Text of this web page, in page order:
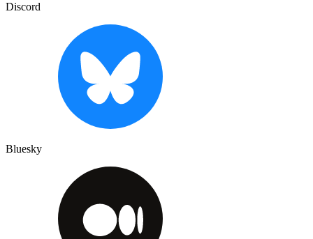
Discord
Bluesky